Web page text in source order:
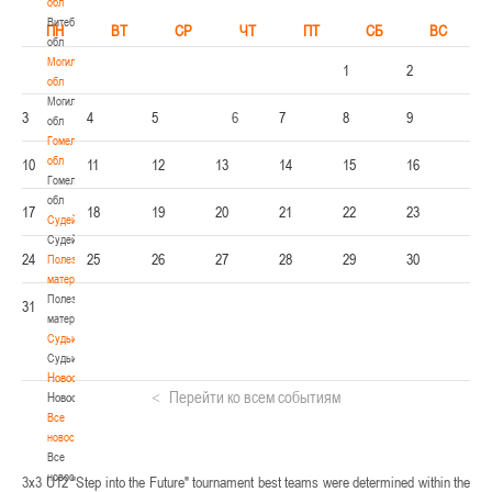
Витебская
обл
Могилевская
обл
Могилевская
обл
Гомельская
обл
Гомельская
обл
Судейство
Судейство
Полезные
материалы
Полезные
материалы
Судьи
Судьи
Новости
Новости
Все
новости
Все
новости
ПН ВТ СР ЧТ ПТ СБ ВС
1 2
3 4 5 6 7 8 9
10 11 12 13 14 15 16
17 18 19 20 21 22 23
24 25 26 27 28 29 30
31
Перейти ко всем событиям
3x3 U12 "Step into the Future" tournament best teams were determined within the